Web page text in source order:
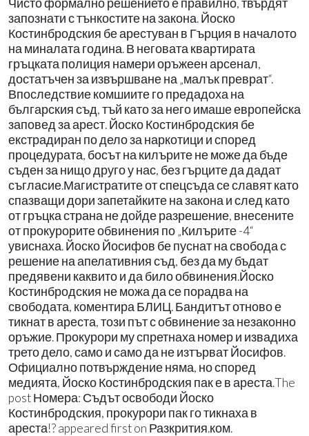
запознати с тънкостите на закона. Йоско
Костинбродския бе арестуван в Гърция в началото
на миналата година. В неговата квартирата
гръцката полиция намери оръжеен арсенал,
достатъчен за извършване на „малък преврат“.
Впоследствие комшиите го предадоха на
българския съд, тъй като за него имаше европейска
заповед за арест. Йоско Костинбродския бе
екстрадиран по дело за наркотици и според
процедурата, босът на килърите не може да бъде
съден за нищо друго у нас, без гърците да дадат
съгласие.Магистратите от спецсъда се славят като
спазващи дори запетайките на закона и след като
от гръцка страна не дойде разрешение, внесените
от прокурорите обвинения по „Килърите -4“
увиснаха. Йоско Йосифов бе пуснат на свобода с
решение на апелативния съд, без да му бъдат
предявени каквито и да било обвинения.Йоско
Костинбродския не можа да се порадва на
свободата, коментира БЛИЦ. Бандитът отново е
тикнат в ареста, този път с обвинение за незаконно
оръжие. Прокурори му спретнаха номер и извадиха
трето дело, само и само да не изтърват Йосифов.
Официално потвърждение няма, но според
медията, Йоско Костинбродския пак е в ареста.The
post Номера: Съдът освободи Йоско
Костинбродския, прокурори пак го тикнаха в
ареста!? appeared first on Разкрития.ком.